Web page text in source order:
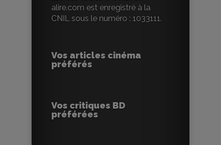
alire.com est enregistré à la
CNIL sous le numéro : 1033111.
Vos articles cinéma
préférés
Vos critiques BD
préférées